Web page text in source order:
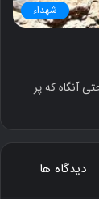
شهداء
آنگاه که پر
دیدگاه ها